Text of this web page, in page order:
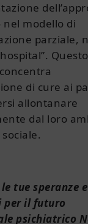
modello di
parziale,
Questo
di cure ai
allontanare
dal loro
tue speranze e
per il futuro
psichiatrico